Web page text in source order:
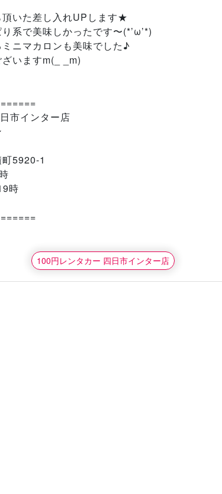
頂いた差し入れUPします★
系で美味しかったです〜(*’ω’*)
ニマカロンも美味でした♪
いますm(_ _m)
市インター店
5920-1
時
100円レンタカー 四日市インター店